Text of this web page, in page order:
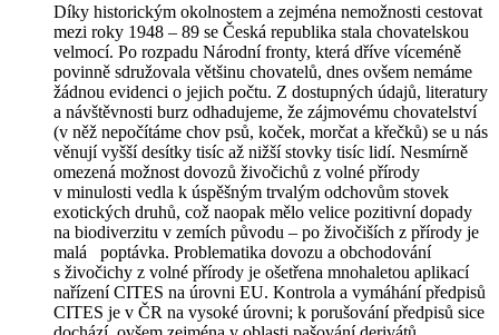
Díky historickým okolnostem a zejména nemožnosti cestovat
mezi roky 1948 – 89 se Česká republika stala chovatelskou
velmocí. Po rozpadu Národní fronty, která dříve víceméně
povinně sdružovala většinu chovatelů, dnes ovšem nemáme
žádnou evidenci o jejich počtu. Z dostupných údajů, literatury
a návštěvnosti burz odhadujeme, že zájmovému chovatelství
(v něž nepočítáme chov psů, koček, morčat a křečků) se u nás
věnují vyšší desítky tisíc až nižší stovky tisíc lidí. Nesmírně
omezená možnost dovozů živočichů z volné přírody
v minulosti vedla k úspěšným trvalým odchovům stovek
exotických druhů, což naopak mělo velice pozitivní dopady
na biodiverzitu v zemích původu – po živočiších z přírody je
malá poptávka. Problematika dovozu a obchodování
s živočichy z volné přírody je ošetřena mnohaletou aplikací
nařízení CITES na úrovni EU. Kontrola a vymáhání předpisů
CITES je v ČR na vysoké úrovni; k porušování předpisů sice